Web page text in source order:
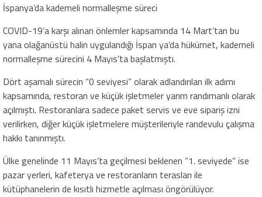
İspanya’da kademeli normalleşme süreci
COVID-19’a karşı alınan önlemler kapsamında 14 Mart’tan bu
yana olağanüstü halin uygulandığı İspan ya’da hükümet, kademeli
normalleşme sürecini 4 Mayıs’ta başlatmıştı.
Dört aşamalı sürecin “0 seviyesi” olarak adlandırılan ilk adımı
kapsamında, restoran ve küçük işletmeler yarım randımanlı olarak
açılmıştı. Restoranlara sadece paket servis ve eve sipariş izni
verilirken, diğer küçük işletmelere müşterileriyle randevulu çalışma
hakkı tanınmıştı.
Ülke genelinde 11 Mayıs’ta geçilmesi beklenen “1. seviyede” ise
pazar yerleri, kafeterya ve restoranların terasları ile
kütüphanelerin de kısıtlı hizmetle açılması öngörülüyor.